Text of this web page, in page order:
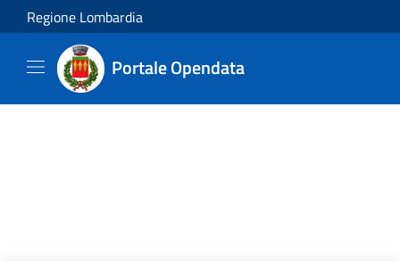
Salta al contenuto principale
Regione Lombardia
Portale Opendata